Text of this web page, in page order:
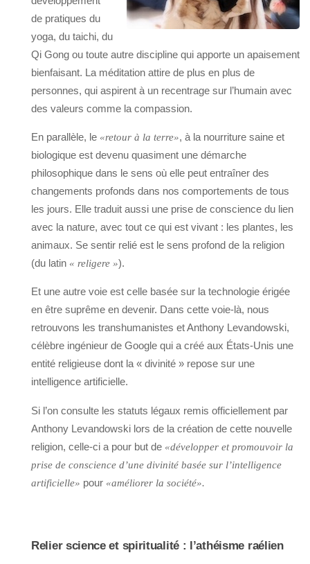
de pratiques du
yoga, du taichi, du
Qi Gong ou toute autre discipline qui apporte un apaisement
bienfaisant. La méditation attire de plus en plus de
personnes, qui aspirent à un recentrage sur l’humain avec
des valeurs comme la compassion.
En parallèle, le «retour à la terre», à la nourriture saine et
biologique est devenu quasiment une démarche
philosophique dans le sens où elle peut entraîner des
changements profonds dans nos comportements de tous
les jours. Elle traduit aussi une prise de conscience du lien
avec la nature, avec tout ce qui est vivant : les plantes, les
animaux. Se sentir relié est le sens profond de la religion
(du latin « religere »).
Et une autre voie est celle basée sur la technologie érigée
en être suprême en devenir. Dans cette voie-là, nous
retrouvons les transhumanistes et Anthony Levandowski,
célèbre ingénieur de Google qui a créé aux États-Unis une
entité religieuse dont la « divinité » repose sur une
intelligence artificielle.
Si l’on consulte les statuts légaux remis officiellement par
Anthony Levandowski lors de la création de cette nouvelle
religion, celle-ci a pour but de «développer et promouvoir la
prise de conscience d’une divinité basée sur l’intelligence
artificielle» pour «améliorer la société».
Relier science et spiritualité : l’athéisme raélien